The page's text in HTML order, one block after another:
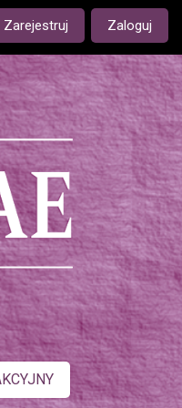
Zarejestruj Zaloguj